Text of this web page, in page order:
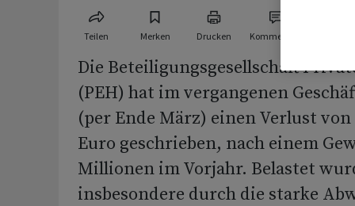
Teilen Merken Drucken Kommentare
Die Beteiligungsgesellschaft
(PEH) hat im vergangenen
(per Ende März) einen Verlust
Euro geschrieben, nach einem
Millionen im Vorjahr. Belastet
insbesondere durch die starke